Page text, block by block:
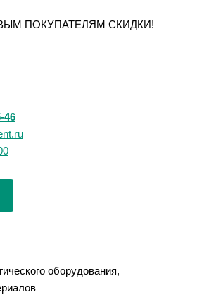
ПОКУПАТЕЛЯМ СКИДКИ!
46
оборудования,
товара
товара